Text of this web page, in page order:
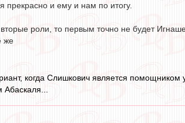
прекрасно и ему и нам по итогу.
роли, то первым точно не будет
же
когда Слишкович является
Абаскаля...